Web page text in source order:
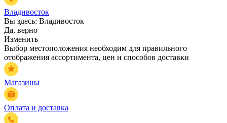
Владивосток
Вы здесь: Владивосток
Да, верно
Изменить
Выбор местоположения необходим для правильного
отображения ассортимента, цен и способов доставки
Магазины
Оплата и доставка